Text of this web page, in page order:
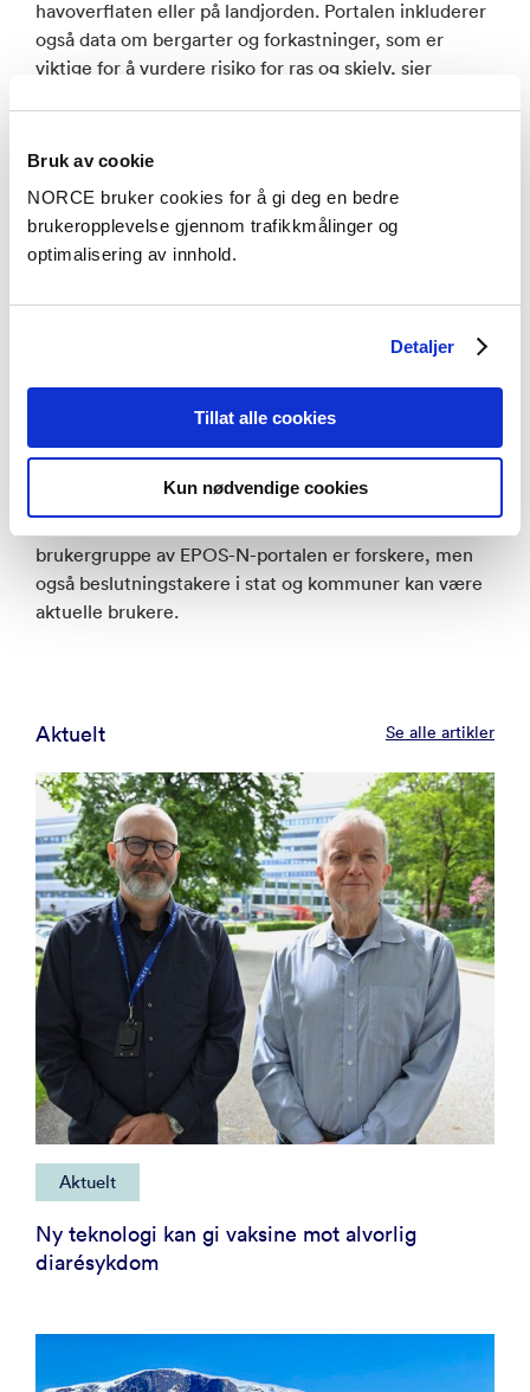
Bruk av cookie
NORCE bruker cookies for å gi deg en bedre
brukeropplevelse gjennom trafikkmålinger og
optimalisering av innhold.
Detaljer
Tillat alle cookies
Kun nødvendige cookies
havoverflaten eller på landjorden. Portalen inkluderer
også data om bergarter og forkastninger, som er
viktige for å vurdere risiko for ras og skjelv, sier
Portalen har store mengder historiske data, men data
hentes også inn fortløpende fra flere kilder, blant
annet seismiske stasjoner som har seismometre som
registrer rystelsene fra jordskjelv, og dessuten GPS-
stasjoner.
kan føre til spenningsoppbygging i jordskorpen som
igjen kan føre til jordskjelv). I tillegg har vi som nevnt
geomodeller, og andre typer målinger, sier Langeland.
finansiering fra Norges forskningsråd (NFR
brukergruppe av EPOS-N-portalen er forskere, men
også beslutningstakere i stat og kommuner kan være
aktuelle brukere.
Aktuelt Se alle artikler
Aktuelt
Ny teknologi kan gi vaksine mot alvorlig
diarésykdom